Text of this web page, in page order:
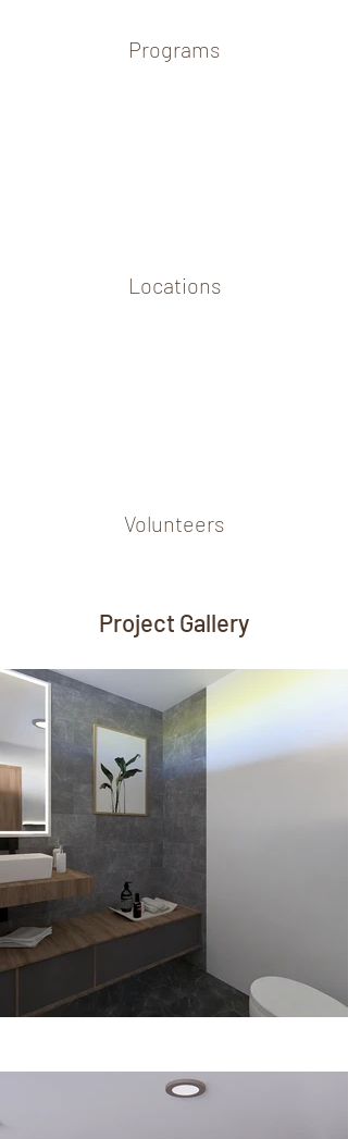
Programs
Locations
Volunteers
Project Gallery